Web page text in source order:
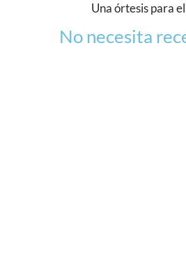
Una órtesis para
No necesita